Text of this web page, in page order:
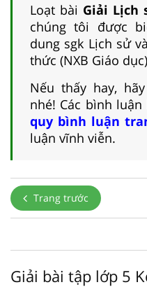
Loạt bài Giải Lịch
chúng tôi được
dung sgk Lịch sử
thức (NXB Giáo
Nếu thấy hay,
nhé! Các bình
quy bình luận
luận vĩnh viễn.
Trang trước
Giải bài tập lớp 5